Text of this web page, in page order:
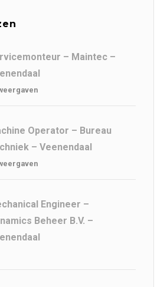
– Maintec –
Operator – Bureau
– Veenendaal
Engineer –
Beheer B.V. –